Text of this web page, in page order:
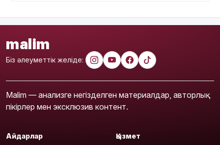
malim
Біз әлеуметтік желіде:
Malim — анализге негізделген материалдар, авторлық
пікірлер мен эксклюзив контент.
Айдарлар Қызмет